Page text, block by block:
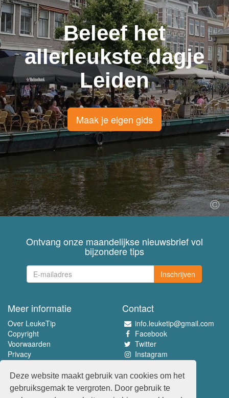
Deze website maakt gebruik van cookies om het
gebruiksgemak te vergroten. Door gebruik te
Beleef het
allerleukste dagje
Leiden
Maak je eigen gids
Ontvang onze maandelijkse nieuwsbrief vol
bijzondere tips
Inschrijven
Meer informatie
Over LeukeTip
Copyright
Voorwaarden
Privacy
Contact
info.leuketip@gmail.com
Facebook
Twitter
Instagram
Beleef het allerleukste